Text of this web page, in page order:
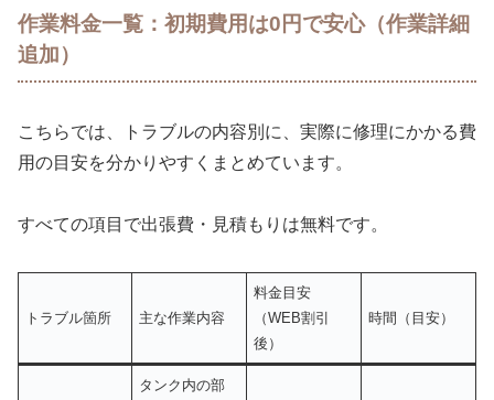
作業料金一覧：初期費用は0円で安心（作業詳細
追加）
こちらでは、トラブルの内容別に、実際に修理にかかる費
用の目安を分かりやすくまとめています。
すべての項目で出張費・見積もりは無料です。
トラブル箇所 主な作業内容
料金目安
（WEB割引
後）
時間（目安）
タンク内の部